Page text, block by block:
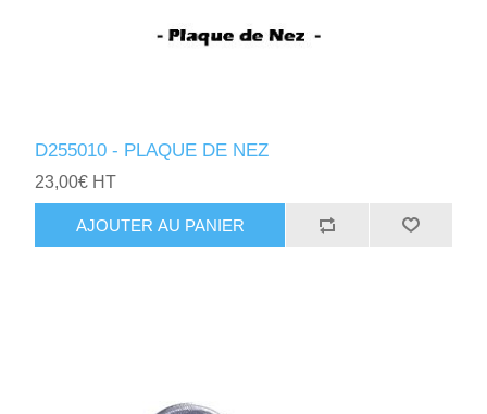
D255010 - PLAQUE DE NEZ
23,00€ HT
AJOUTER AU PANIER